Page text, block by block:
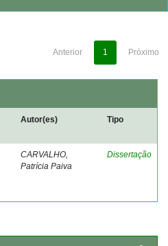
Anterior 1 Próximo
Autor(es) Tipo
CARVALHO,
Patrícia Paiva
Dissertação